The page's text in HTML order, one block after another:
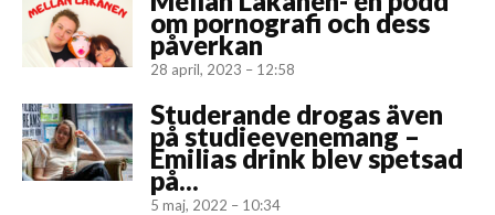
om pornografi och dess
påverkan
28 april, 2023 – 12:58
Studerande drogas även
på studieevenemang –
Emilias drink blev spetsad
på...
5 maj, 2022 – 10:34